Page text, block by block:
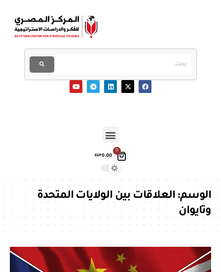
0
EGP0.00
الوسم:العلاقات بين الولايات المتحدة
وتايوان